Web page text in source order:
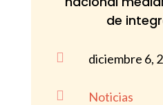
de
 diciembre 6,
 Noticias